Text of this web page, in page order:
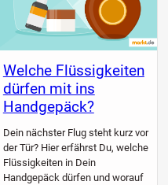
Welche Flüssigkeiten
dürfen mit ins
Handgepäck?
Dein nächster Flug steht kurz vor
der Tür? Hier erfährst Du, welche
Flüssigkeiten in Dein
Handgepäck dürfen und worauf